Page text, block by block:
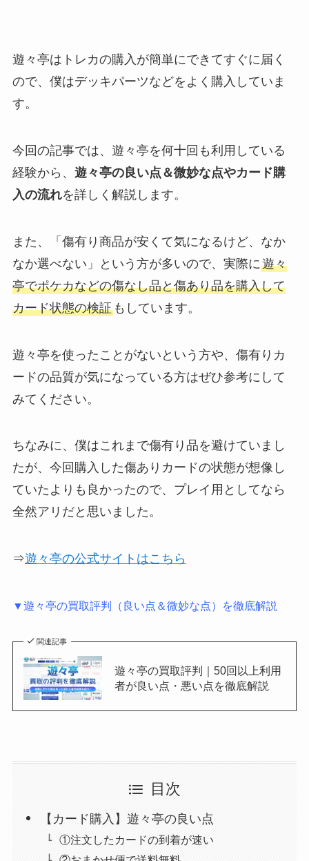
遊々亭はトレカの購入が簡単にできてすぐに届く
ので、僕はデッキパーツなどをよく購入していま
す。
今回の記事では、遊々亭を何十回も利用している
経験から、 遊々亭の良い点＆微妙な点やカード購
入の流れを詳しく解説します。
また、「傷有り商品が安くて気になるけど、なか
なか選べない」という方が多いので、実際に遊々
亭でポケカなどの傷なし品と傷あり品を購入して
カード状態の検証もしています。
遊々亭を使ったことがないという方や、傷有りカ
ードの品質が気になっている方はぜひ参考にして
みてください。
ちなみに、僕はこれまで傷有り品を避けていまし
たが、今回購入した傷ありカードの状態が想像し
ていたよりも良かったので、プレイ用としてなら
全然アリだと思いました。
⇒遊々亭の公式サイトはこちら
▼遊々亭の買取評判（良い点＆微妙な点）を徹底解説
関連記事
遊々亭の買取評判｜50回以上利用
者が良い点・悪い点を徹底解説
目次
【カード購入】遊々亭の良い点
①注文したカードの到着が速い